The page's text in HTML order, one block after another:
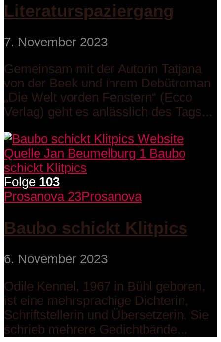
Literaturspaziergang
7. November 2023
Gemeinsam mit der Autorin Tatjana
von der Beek und ihrem Debütroman
„Die Welt vorden Fenstern“ (Ecco
Verlag) geht es anlässlich des Tags...
Folge 103
Prosanova 23Prosanova
Baubo schickt Klitpics
6. November 2023
Odile Kennel, 1967 in Bühl geboren,
ist eine mehrsprachige Dichterin,
Schriftstellerin und Übersetzerin. Sie
schrieb mehrere Gedichtbände...